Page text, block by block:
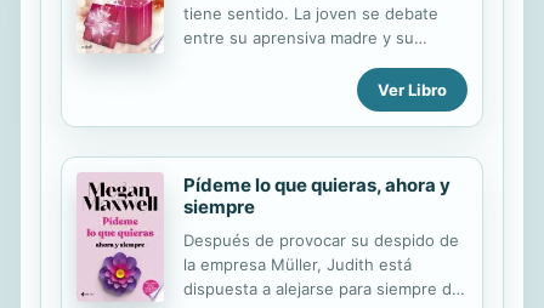
tiene sentido. La joven se debate
entre su aprensiva madre y su
adelante con un modesto sueldo de
auxiliar administrativa en una oficina.
Gema y su amiga Elena se topan con
un hombre disfrazado de Papá Noel
que las invita a pedir un deseo.
Aunque en un primer momento
Gema se muestra reticente, por fin
accede y se atreve a soñar con lo
que más anhela. Lo que ella no sabe
Ver Libro
Pídeme lo que quieras, ahora y
siempre
Después de provocar su despido de
la empresa Müller, Judith está
dispuesta a alejarse para siempre de